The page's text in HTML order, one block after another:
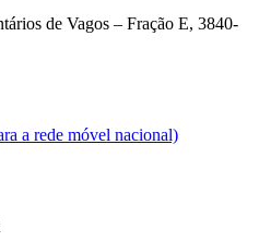
de Vagos – Fração E, 3840-
a rede móvel nacional)